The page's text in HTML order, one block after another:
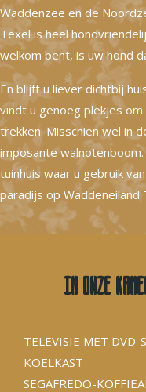
Waddenzee en de
Texel is heel
welkom bent, is uw hond
En blijft u liever dichtbij
vindt u genoeg plekjes
trekken. Misschien wel in
imposante
tuinhuis waar u gebruik
paradijs op Waddeneiland
In onze
TELEVISIE MET DVD-
KOELKAST
SEGAFREDO-